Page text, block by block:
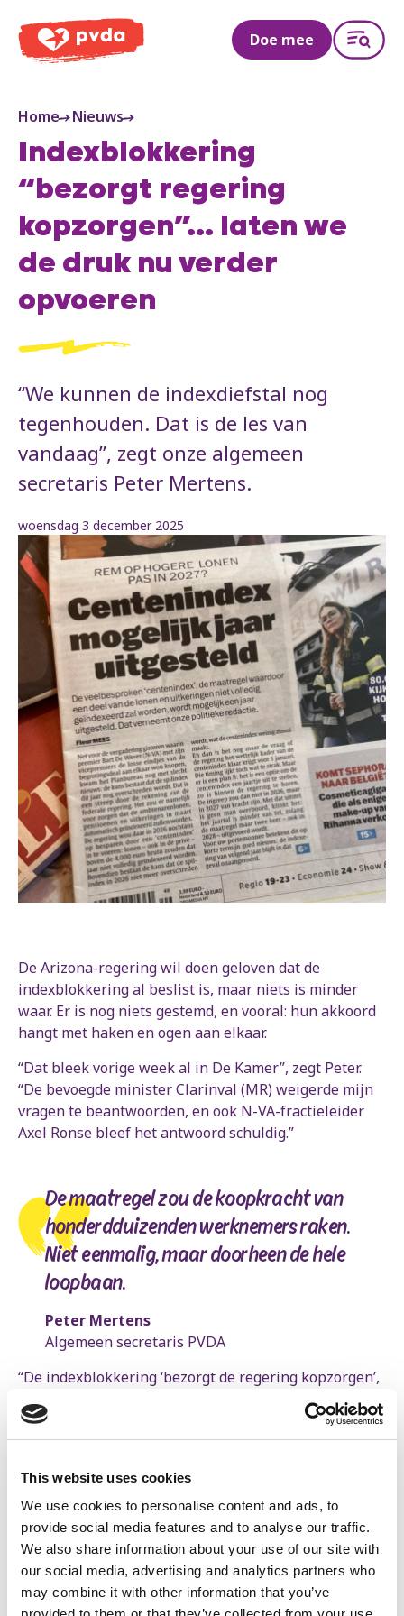
This website uses cookies
We use cookies to personalise content and ads, to
provide social media features and to analyse our traffic.
We also share information about your use of our site with
our social media, advertising and analytics partners who
may combine it with other information that you’ve
PVDA
Doe mee
Home Nieuws
Indexblokkering
“bezorgt regering
kopzorgen”... laten we
de druk nu verder
opvoeren
“We kunnen de indexdiefstal nog
tegenhouden. Dat is de les van
vandaag”, zegt onze algemeen
secretaris Peter Mertens.
woensdag 3 december 2025
De Arizona-regering wil doen geloven dat de
indexblokkering al beslist is, maar niets is minder
waar. Er is nog niets gestemd, en vooral: hun akkoord
hangt met haken en ogen aan elkaar.
“Dat bleek vorige week al in De Kamer”, zegt Peter.
“De bevoegde minister Clarinval (MR) weigerde mijn
vragen te beantwoorden, en ook N-VA-fractieleider
Axel Ronse bleef het antwoord schuldig.”
De maatregel zou de koopkracht van
honderdduizenden werknemers raken.
Niet eenmalig, maar doorheen de hele
loopbaan.
Peter Mertens
Algemeen secretaris PVDA
“De indexblokkering ‘bezorgt de regering kopzorgen’,
schrijft Het Laatste Nieuws vandaag. Mijn gedacht?
De regering kent er niets van. En ze zouden er beter
vanaf blijven”, aldus Peter.
“De maatregel zou de koopkracht van
honderdduizenden werknemers raken. Niet eenmalig,
maar doorheen de hele loopbaan: het verlies van de
indexdiefstal bouwt zich immers jaar na jaar op.
Onbegrijpelijk, en onaanvaardbaar.”
“Het wordt nu duidelijk dat ze de indexblokkering